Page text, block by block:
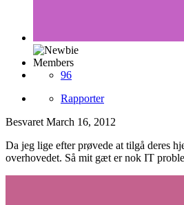
Members
96
Rapporter
Besvaret March 16, 2012
Da jeg lige efter prøvede at tilgå deres
overhovedet. Så mit gæt er nok IT